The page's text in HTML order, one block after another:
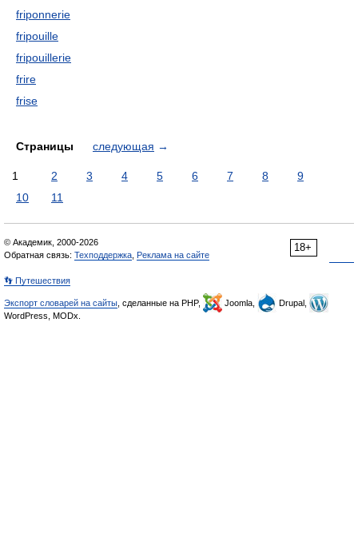
friponnerie
fripouille
fripouillerie
frire
frise
Страницы следующая →
1 2 3 4 5 6 7 8
9
10
11
18+
© Академик, 2000-2026
Обратная связь: Техподдержка Реклама на сайте
👣 Путешествия
Экспорт словарей на сайты , сделанные на PHP, Joomla,
Drupal,
WordPress, MODx.